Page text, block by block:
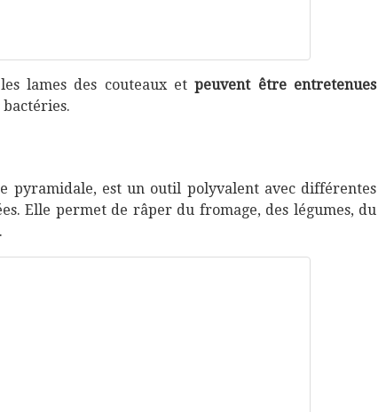
lames des couteaux etpeuvent être entretenues
pyramidale, est un outil polyvalent avec différentes
Elle permet de râper du fromage, des légumes, du